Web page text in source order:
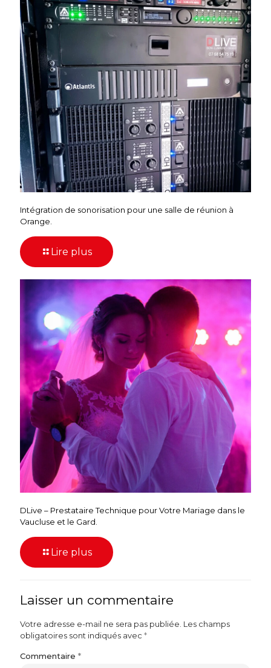
Intégration de sonorisation pour une salle de réunion à
Orange.
Lire plus
DLive – Prestataire Technique pour Votre Mariage dans le
Vaucluse et le Gard.
Lire plus
Laisser un commentaire
Votre adresse e-mail ne sera pas publiée. Les champs
obligatoires sont indiqués avec *
Commentaire *